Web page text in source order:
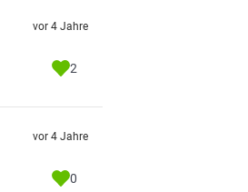
vor 4 Jahre
2
vor 4 Jahre
0